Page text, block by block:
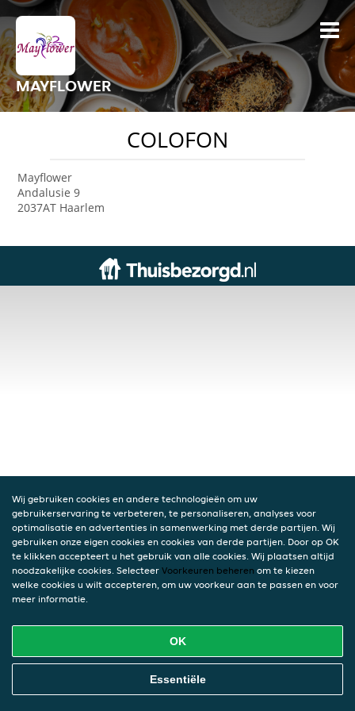
MAYFLOWER
COLOFON
Mayflower
Andalusie 9
2037AT Haarlem
Wij gebruiken cookies en andere technologieën om uw
gebruikerservaring te verbeteren, te personaliseren, analyses voor
optimalisatie en advertenties in samenwerking met derde partijen. Wij
gebruiken onze eigen cookies en cookies van derde partijen. Door op OK
te klikken accepteert u het gebruik van alle cookies. Wij plaatsen altijd
noodzakelijke cookies. Selecteer Voorkeuren beheren om te kiezen
welke cookies u wilt accepteren, om uw voorkeur aan te passen en voor
meer informatie.
OK
Essentiële